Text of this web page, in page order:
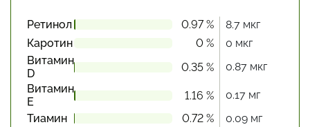
Ретинол 0.97 %
8.7 мкг
Каротин
0 %
0 мкг
Витамин
D
0.35 %
0.87 мкг
Витамин
Е
1.16 %
0.17 мг
Тиамин
0.72 %
0.09 мг